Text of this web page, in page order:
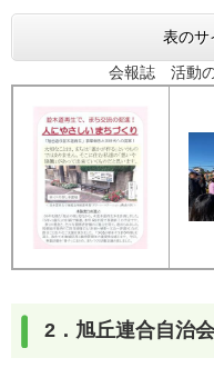
表のサ
会報誌 活動
2．旭丘連合自治会